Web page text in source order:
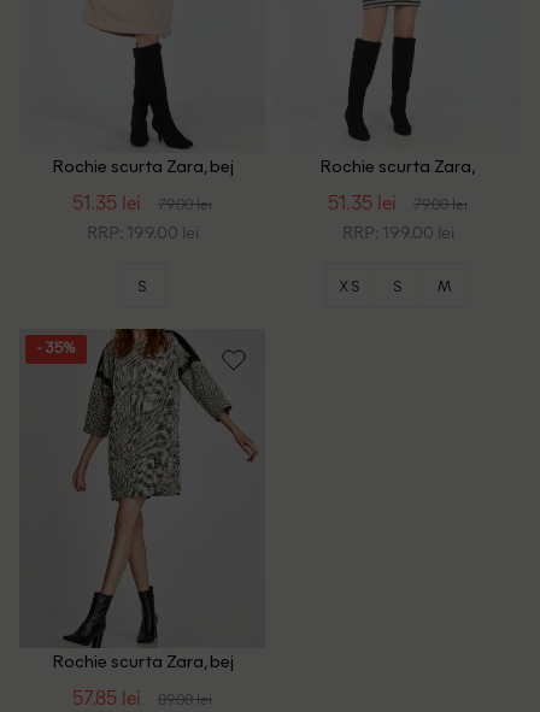
Rochie scurta Zara, bej
51.35 lei 79.00 lei
RRP: 199.00 lei
S
Rochie scurta Zara,
51.35 lei 79.00 lei
RRP: 199.00 lei
XS S M
- 35%
Rochie scurta Zara, bej
57.85 lei 89.00 lei